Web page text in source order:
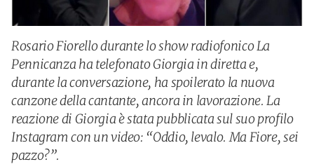
Rosario Fiorello durante lo show radiofonico La
Pennicanza ha telefonato Giorgia in diretta e,
durante la conversazione, ha spoilerato la nuova
canzone della cantante, ancora in lavorazione. La
reazione di Giorgia è stata pubblicata sul suo profilo
Instagram con un video: “Oddio, levalo. Ma Fiore, sei
pazzo?”.